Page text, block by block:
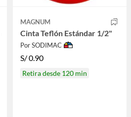
MAGNUM
Cinta Teflón Estándar 1/2"
Por SODIMAC
S/0.90
Retira desde 120 min